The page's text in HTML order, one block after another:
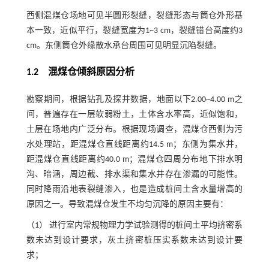
西侧混煤仓场地可见半圆形裂缝，裂缝形态与筒仓外形基
本一致，近似平行，裂缝宽度为1~3 cm，裂缝错台高度约3
cm。东侧筒仓外缘散水承台周围可见明显沉陷裂缝。
1.2混煤仓倾斜原因分析
勘察期间，根据钻孔及探井数据，地面以下2.00~4.00 m之
间，普遍存在一层软弱粉土，土体含水率高，近似饱和，
土层在场地内广泛分布。根据现场调查，混煤仓西侧为污
水处理站，距混煤仓直线距离约14.5 m；东侧为集水井，
距混煤仓直线距离约40.0 m；混煤仓四周分布地下排水明
沟、暗涵，周边截、排水渠和集水井存在渗漏的可能性。
同时降雨沿地表裂缝渗入，也是造成桩间土含水量增高的
原因之一。导致混煤仓发生不均匀沉降的原因主要有：
（1） 进行室内常规物理力学试验测得的桩间土平均挤密系
数未达到设计要求，灰土挤密桩压实系数未达到设计要
求；